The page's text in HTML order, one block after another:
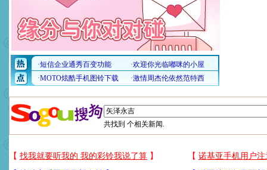
共找到 个相关新闻.